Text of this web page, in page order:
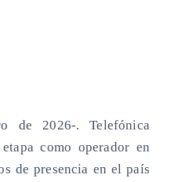
de 2026-. Telefónica
como operador en
de presencia en el país